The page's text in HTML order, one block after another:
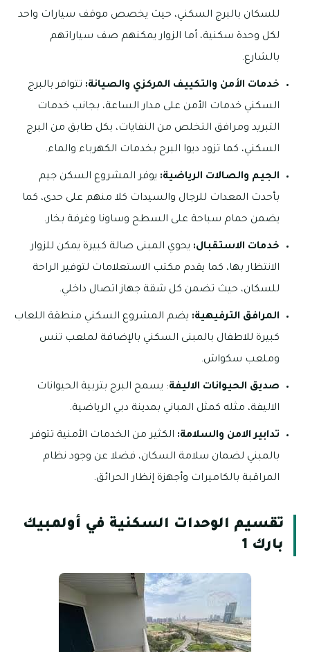
للسكان بالبرج السكني، حيث يخصص موقف سيارات واحد
لكل وحدة سكنية، أما الزوار يمكنهم صف سياراتهم
بالشارع.
خدمات الأمن والتكييف المركزي والصيانة: تتوافر بالبرج
السكني خدمات الأمن على مدار الساعة، بجانب خدمات
التبريد ومرافق التخلص من النفايات، بكل طابق من البرج
السكني، كما تزود ديوا البرح بخدمات الكهرباء والماء.
الجيم والصالات الرياضية: يوفر المشروع السكن جيم
بأحدث المعدات للرجال والسيدات كلا منهم على حدى، كما
يضمن حمام سباحة على السطح وساونا وغرفة بخار.
خدمات الاستقبال: يحوي المبنى صالة كبيرة يمكن للزوار
الانتظار بها، كما يقدم مكتب الاستعلامات لتوفير الراحة
للسكان، حيث تضمن كل شقة جهاز اتصال داخلي.
المرافق الترفيهية: يضم المشروع السكني منطقة اللعاب
كبيرة للاطفال بالمبنى السكني بالإضافة لملعب تنس
وملعب سكواش.
صديق الحيوانات الاليفة: يسمح البرج بتربية الحيوانات
الاليفة، مثله كمثل المباني بمدينة دبي الرياضية.
تدابير الامن والسلامة: الكثير من الخدمات الأمنية تتوفر
بالمبني لضمان سلامة السكان، فضلا عن وجود نظام
المراقبة بالكاميرات وأجهزة إنظار الحرائق.
تقسيم الوحدات السكنية في أولمبيك
بارك 1